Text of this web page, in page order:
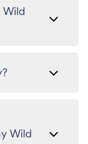
Wild
Wild